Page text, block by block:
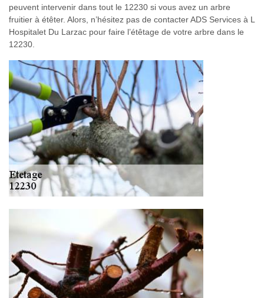
peuvent intervenir dans tout le 12230 si vous avez un arbre
fruitier à étêter. Alors, n’hésitez pas de contacter ADS Services à L
Hospitalet Du Larzac pour faire l’étêtage de votre arbre dans le
12230.